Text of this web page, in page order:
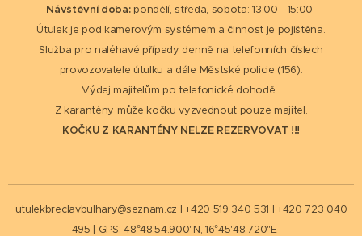
Návštěvní doba:pondělí, středa, sobota: 13:00 - 15:00
Útulek je pod kamerovým systémem a činnost je pojištěna.
Služba pro naléhavé případy denně na telefonních číslech
provozovatele útulku a dále Městské policie (156).
Výdej majitelům po telefonické dohodě.
Z karantény může kočku vyzvednout pouze majitel.
KOČKU Z KARANTÉNY NELZE REZERVOVAT !!!
utulekbreclavbulhary@seznam.cz | +420 519 340 531 | +420 723 040
495 | GPS: 48°48'54.900"N, 16°45'48.720"E